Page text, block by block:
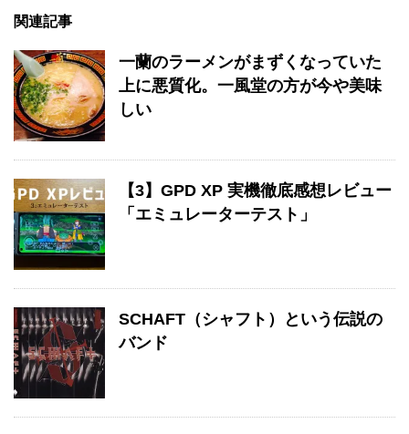
関連記事
一蘭のラーメンがまずくなっていた
上に悪質化。一風堂の方が今や美味
しい
【3】GPD XP 実機徹底感想レビュー
「エミュレーターテスト」
SCHAFT（シャフト）という伝説の
バンド